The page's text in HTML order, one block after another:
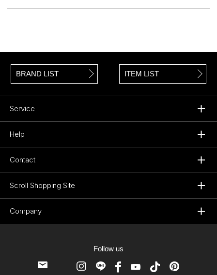
BRAND LIST ITEM LIST
Service
Help
Contact
Scroll Shopping Site
Company
Follow us